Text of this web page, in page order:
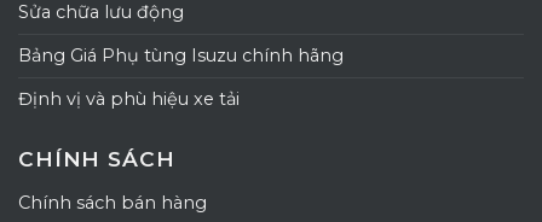
Sửa chữa lưu động
Bảng Giá Phụ tùng Isuzu chính hãng
Định vị và phù hiệu xe tải
CHÍNH SÁCH
Chính sách bán hàng